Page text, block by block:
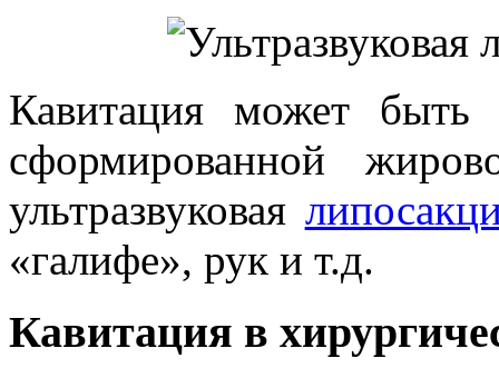
Кавитация может
сформированной
ультразвуковая
«галифе», рук и т.д.
Кавитация в